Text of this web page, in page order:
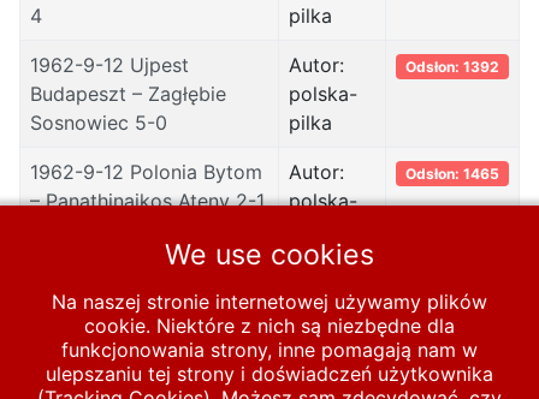
4
pilka
1962-9-12 Ujpest
Budapeszt – Zagłębie
Sosnowiec 5-0
Autor:
polska-
pilka
Odsłon: 1392
1962-9-12 Polonia Bytom
– Panathinaikos Ateny 2-1
Autor:
polska-
Odsłon: 1465
Start
PUCHARY
Europejskie puchary - sezony
1960/61-1969/70
We use cookies
Na naszej stronie internetowej używamy plików
cookie. Niektóre z nich są niezbędne dla
funkcjonowania strony, inne pomagają nam w
ulepszaniu tej strony i doświadczeń użytkownika